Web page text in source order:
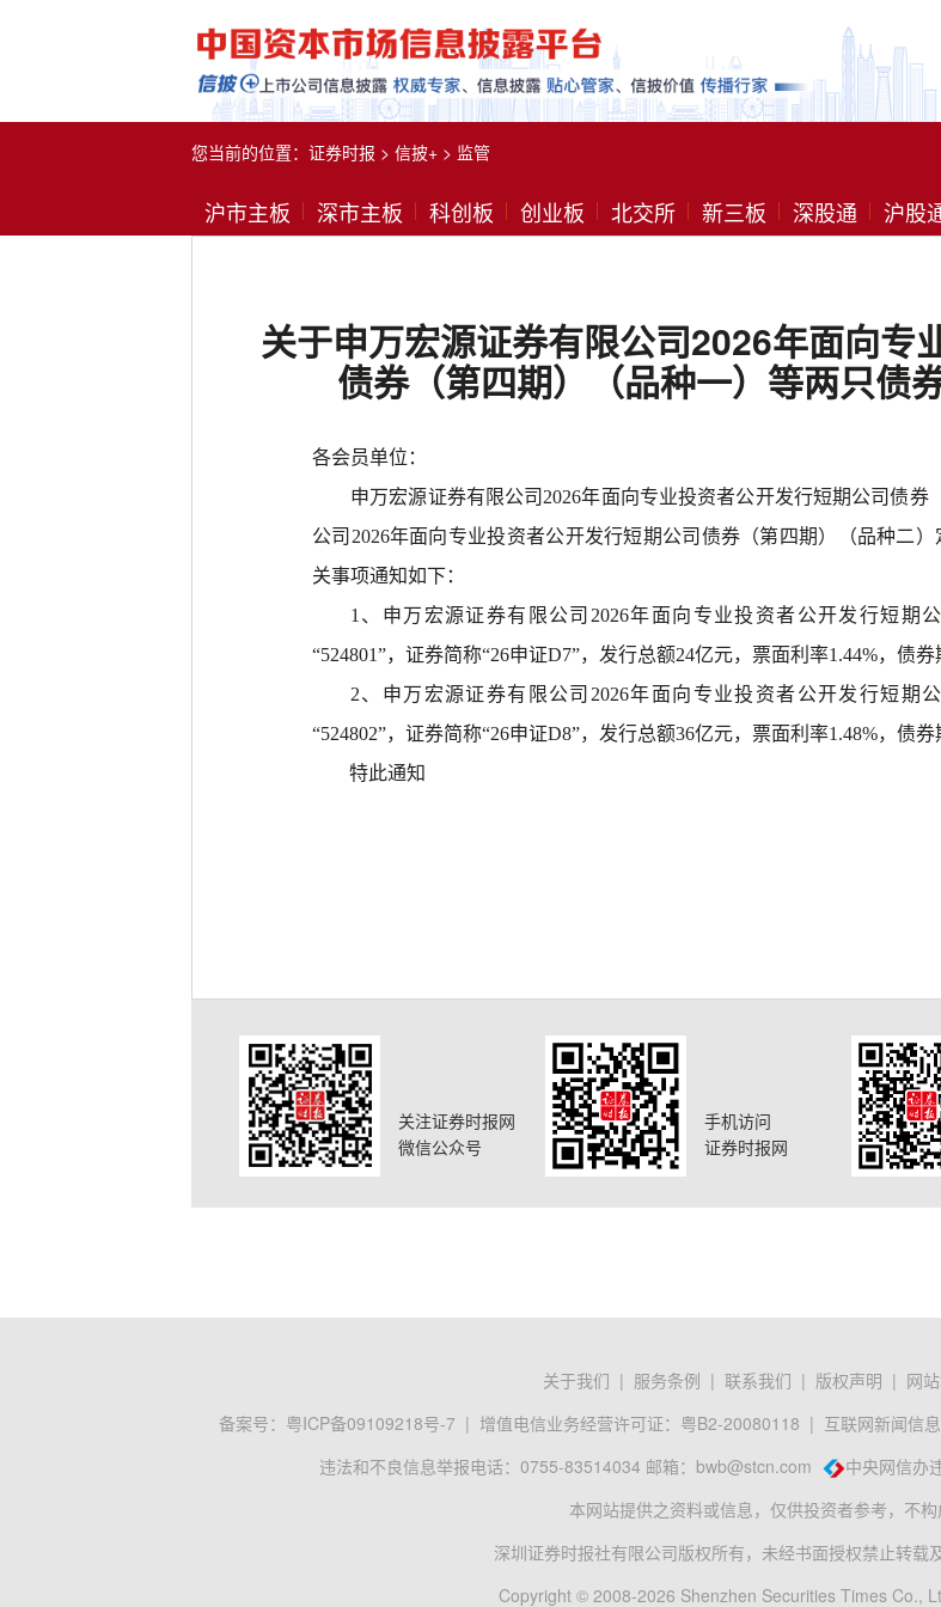
您当前的位置： 证券时报 > 信披+ > 监管
沪市主板 深市主板 科创板 创业板 北交所 新三板 深股通 沪股
关于申万宏源证券有限公司2026年面向专
债券（第四期）（品种一）等两只债
各会员单位：
申万宏源证券有限公司 2026年面向专业投资者公开发行短期公司债
公司2026年面向专业投资者公开发行短期公司债券（第四期）（品种二
关事项通知如下：
1、申万宏源证券有限公司2026年面向专业投资者公开发行短期
“524801”，证券简称“26申证D7”，发行总额24亿元，票面利率1.44%，债券
2、申万宏源证券有限公司2026年面向专业投资者公开发行短期
“524802”，证券简称“26申证D8”，发行总额36亿元，票面利率1.48%，债券
特此通知
关注证券时报网
微信公众号
手机访问
证券时报网
关于我们 | 服务条例 | 联系我们 | 版权声明 | 网
备案号： 粤ICP备09109218号-7 | 增值电信业务经营许可证：粤B2-20080118 | 互联网新闻信
违法和不良信息举报电话：0755-83514034 邮箱： bwb@stcn.com 中央网信办
本网站提供之资料或信息，仅供投资者参考，不构
深圳证券时报社有限公司版权所有，未经书面授权禁止转载
Copyright © 2008-2026 Shenzhen Securities Times Co.,